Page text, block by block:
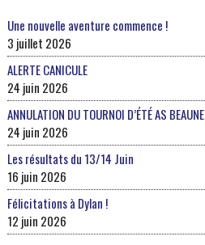
Une nouvelle aventure commence !
3 juillet 2026
ALERTE CANICULE
24 juin 2026
ANNULATION DU TOURNOI D’ÉTÉ AS BEAUNE
24 juin 2026
Les résultats du 13/14 Juin
16 juin 2026
Félicitations à Dylan !
12 juin 2026